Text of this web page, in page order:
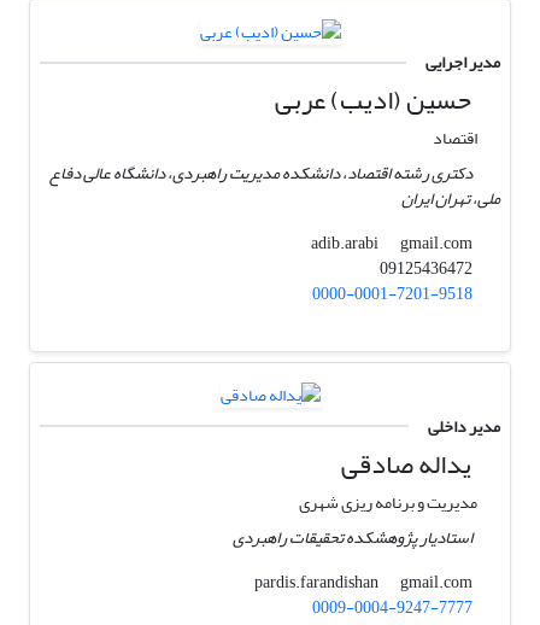
مدیر اجرایی
حسین (ادیب) عربی
اقتصاد
دکتری رشته اقتصاد، دانشکده مدیریت راهبردی، دانشگاه عالی دفاع
ملی، تهران ایران
adib.arabi
gmail.com
09125436472
0000-0001-7201-9518
مدیر داخلی
یداله صادقی
مدیریت و برنامه ریزی شهری
استادیار پژوهشکده تحقیقات راهبردی
pardis.farandishan
gmail.com
0009-0004-9247-7777